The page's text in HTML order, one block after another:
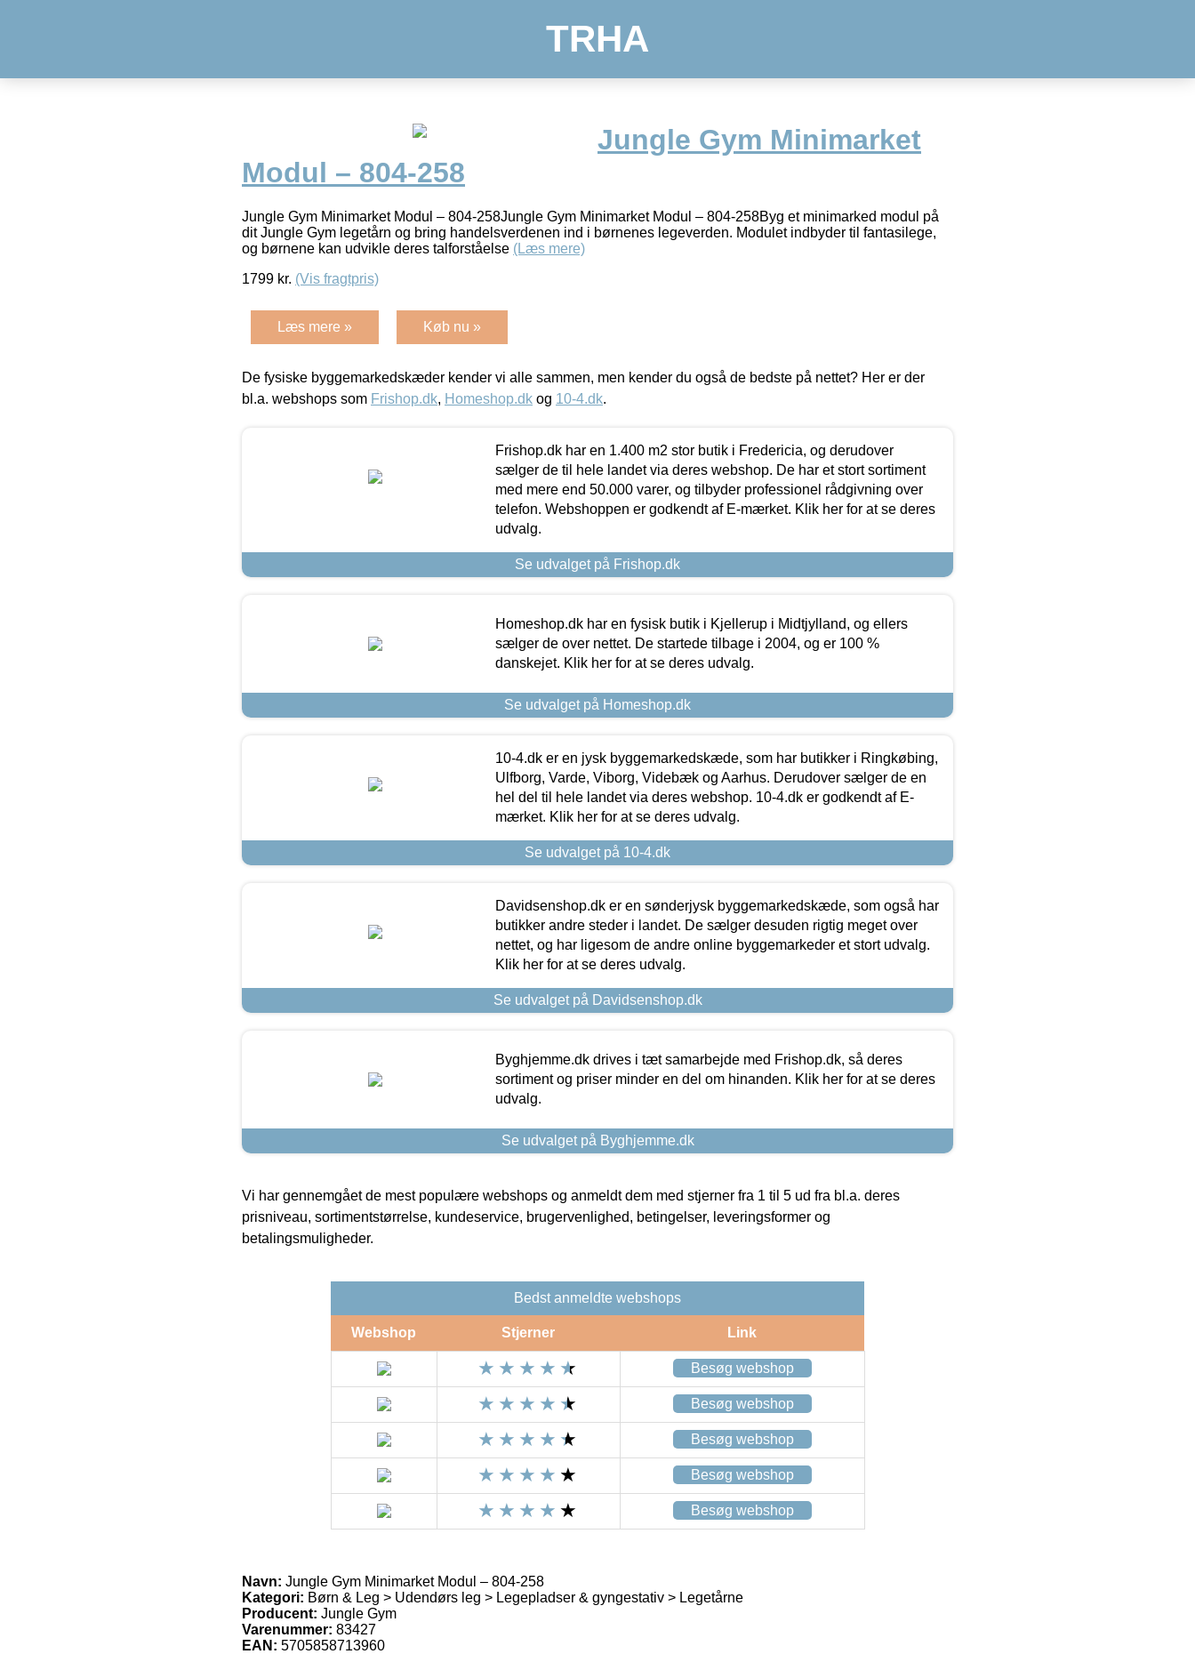
TRHA
Jungle Gym Minimarket
Modul – 804-258
Jungle Gym Minimarket Modul – 804-258Jungle Gym Minimarket Modul – 804-258Byg et minimarked modul på
dit Jungle Gym legetårn og bring handelsverdenen ind i børnenes legeverden. Modulet indbyder til fantasilege,
og børnene kan udvikle deres talforståelse (Læs mere)
1799 kr. (Vis fragtpris)
Læs mere » Køb nu »
De fysiske byggemarkedskæder kender vi alle sammen, men kender du også de bedste på nettet? Her er der
bl.a. webshops som Frishop.dk, Homeshop.dk og 10-4.dk.
Frishop.dk har en 1.400 m2 stor butik i Fredericia, og derudover
sælger de til hele landet via deres webshop. De har et stort sortiment
med mere end 50.000 varer, og tilbyder professionel rådgivning over
telefon. Webshoppen er godkendt af E-mærket. Klik her for at se deres
udvalg.
Se udvalget på Frishop.dk
Homeshop.dk har en fysisk butik i Kjellerup i Midtjylland, og ellers
sælger de over nettet. De startede tilbage i 2004, og er 100 %
danskejet. Klik her for at se deres udvalg.
Se udvalget på Homeshop.dk
10-4.dk er en jysk byggemarkedskæde, som har butikker i Ringkøbing,
Ulfborg, Varde, Viborg, Videbæk og Aarhus. Derudover sælger de en
hel del til hele landet via deres webshop. 10-4.dk er godkendt af E-
mærket. Klik her for at se deres udvalg.
Se udvalget på 10-4.dk
Davidsenshop.dk er en sønderjysk byggemarkedskæde, som også har
butikker andre steder i landet. De sælger desuden rigtig meget over
nettet, og har ligesom de andre online byggemarkeder et stort udvalg.
Klik her for at se deres udvalg.
Se udvalget på Davidsenshop.dk
Byghjemme.dk drives i tæt samarbejde med Frishop.dk, så deres
sortiment og priser minder en del om hinanden. Klik her for at se deres
udvalg.
Se udvalget på Byghjemme.dk
Vi har gennemgået de mest populære webshops og anmeldt dem med stjerner fra 1 til 5 ud fra bl.a. deres
prisniveau, sortimentstørrelse, kundeservice, brugervenlighed, betingelser, leveringsformer og
betalingsmuligheder.
Bedst anmeldte webshops
Webshop Stjerner Link
Besøg webshop
Besøg webshop
Besøg webshop
Besøg webshop
Besøg webshop
Navn: Jungle Gym Minimarket Modul – 804-258
Kategori: Børn & Leg > Udendørs leg > Legepladser & gyngestativ > Legetårne
Producent: Jungle Gym
Varenummer: 83427
EAN: 5705858713960